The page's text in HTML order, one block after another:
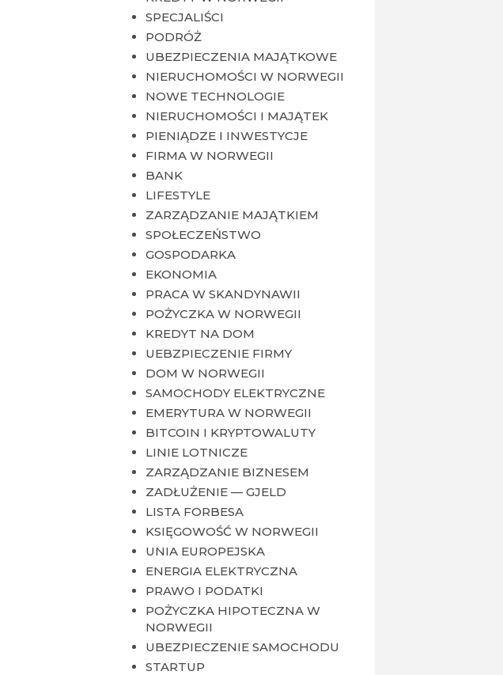
SPECJALIŚCI
PODRÓŻ
UBEZPIECZENIA MAJĄTKOWE
NIERUCHOMOŚCI W NORWEGII
NOWE TECHNOLOGIE
NIERUCHOMOŚCI I MAJĄTEK
PIENIĄDZE I INWESTYCJE
FIRMA W NORWEGII
BANK
LIFESTYLE
ZARZĄDZANIE MAJĄTKIEM
SPOŁECZEŃSTWO
GOSPODARKA
EKONOMIA
PRACA W SKANDYNAWII
POŻYCZKA W NORWEGII
KREDYT NA DOM
UEBZPIECZENIE FIRMY
DOM W NORWEGII
SAMOCHODY ELEKTRYCZNE
EMERYTURA W NORWEGII
BITCOIN I KRYPTOWALUTY
LINIE LOTNICZE
ZARZĄDZANIE BIZNESEM
ZADŁUŻENIE — GJELD
LISTA FORBESA
KSIĘGOWOŚĆ W NORWEGII
UNIA EUROPEJSKA
ENERGIA ELEKTRYCZNA
PRAWO I PODATKI
POŻYCZKA HIPOTECZNA W
NORWEGII
UBEZPIECZENIE SAMOCHODU
STARTUP